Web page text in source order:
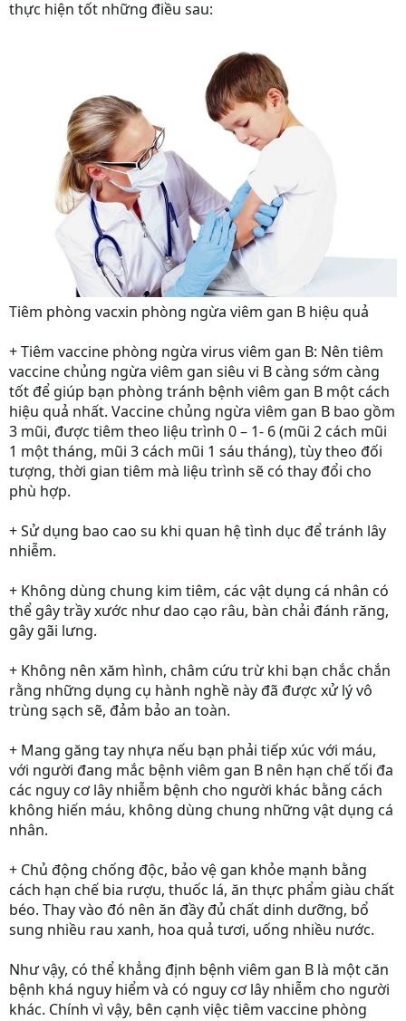
thực hiện tốt những điều sau:
Tiêm phòng vacxin phòng ngừa viêm gan B hiệu quả
+ Tiêm vaccine phòng ngừa virus viêm gan B: Nên tiêm
vaccine chủng ngừa viêm gan siêu vi B càng sớm càng
tốt để giúp bạn phòng tránh bệnh viêm gan B một cách
hiệu quả nhất. Vaccine chủng ngừa viêm gan B bao gồm
3 mũi, được tiêm theo liệu trình 0 – 1- 6 (mũi 2 cách mũi
1 một tháng, mũi 3 cách mũi 1 sáu tháng), tùy theo đối
tượng, thời gian tiêm mà liệu trình sẽ có thay đổi cho
phù hợp.
+ Sử dụng bao cao su khi quan hệ tình dục để tránh lây
nhiễm.
+ Không dùng chung kim tiêm, các vật dụng cá nhân có
thể gây trầy xước như dao cạo râu, bàn chải đánh răng,
gây gãi lưng.
+ Không nên xăm hình, châm cứu trừ khi bạn chắc chắn
rằng những dụng cụ hành nghề này đã được xử lý vô
trùng sạch sẽ, đảm bảo an toàn.
+ Mang găng tay nhựa nếu bạn phải tiếp xúc với máu,
với người đang mắc bệnh viêm gan B nên hạn chế tối đa
các nguy cơ lây nhiễm bệnh cho người khác bằng cách
không hiến máu, không dùng chung những vật dụng cá
nhân.
+ Chủ động chống độc, bảo vệ gan khỏe mạnh bằng
cách hạn chế bia rượu, thuốc lá, ăn thực phẩm giàu chất
béo. Thay vào đó nên ăn đầy đủ chất dinh dưỡng, bổ
sung nhiều rau xanh, hoa quả tươi, uống nhiều nước.
Như vậy, có thể khẳng định bệnh viêm gan B là một căn
bệnh khá nguy hiểm và có nguy cơ lây nhiễm cho người
khác. Chính vì vậy, bên cạnh việc tiêm vaccine phòng